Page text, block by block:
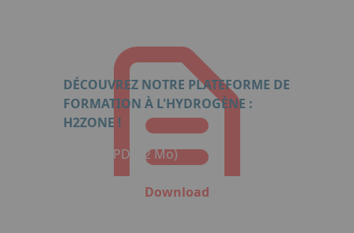
DÉCOUVREZ NOTRE PLATEFORME DE
FORMATION À L'HYDROGÈNE :
H2ZONE !
Format: PDF (2 Mo)
Download